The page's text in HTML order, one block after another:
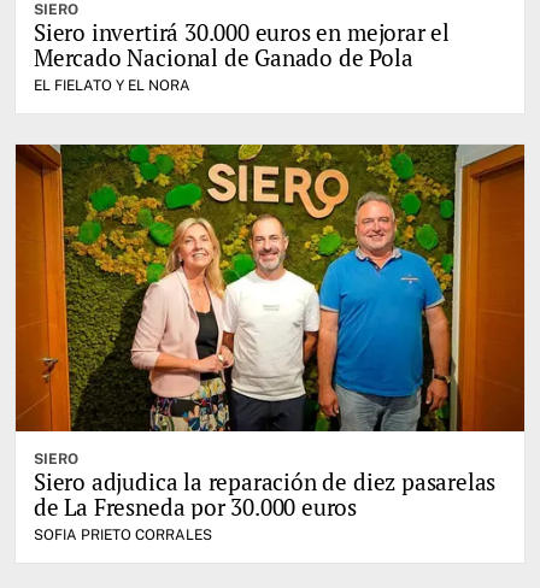
SIERO
Siero invertirá 30.000 euros en mejorar el
Mercado Nacional de Ganado de Pola
EL FIELATO Y EL NORA
SIERO
Siero adjudica la reparación de diez pasarelas
de La Fresneda por 30.000 euros
SOFIA PRIETO CORRALES